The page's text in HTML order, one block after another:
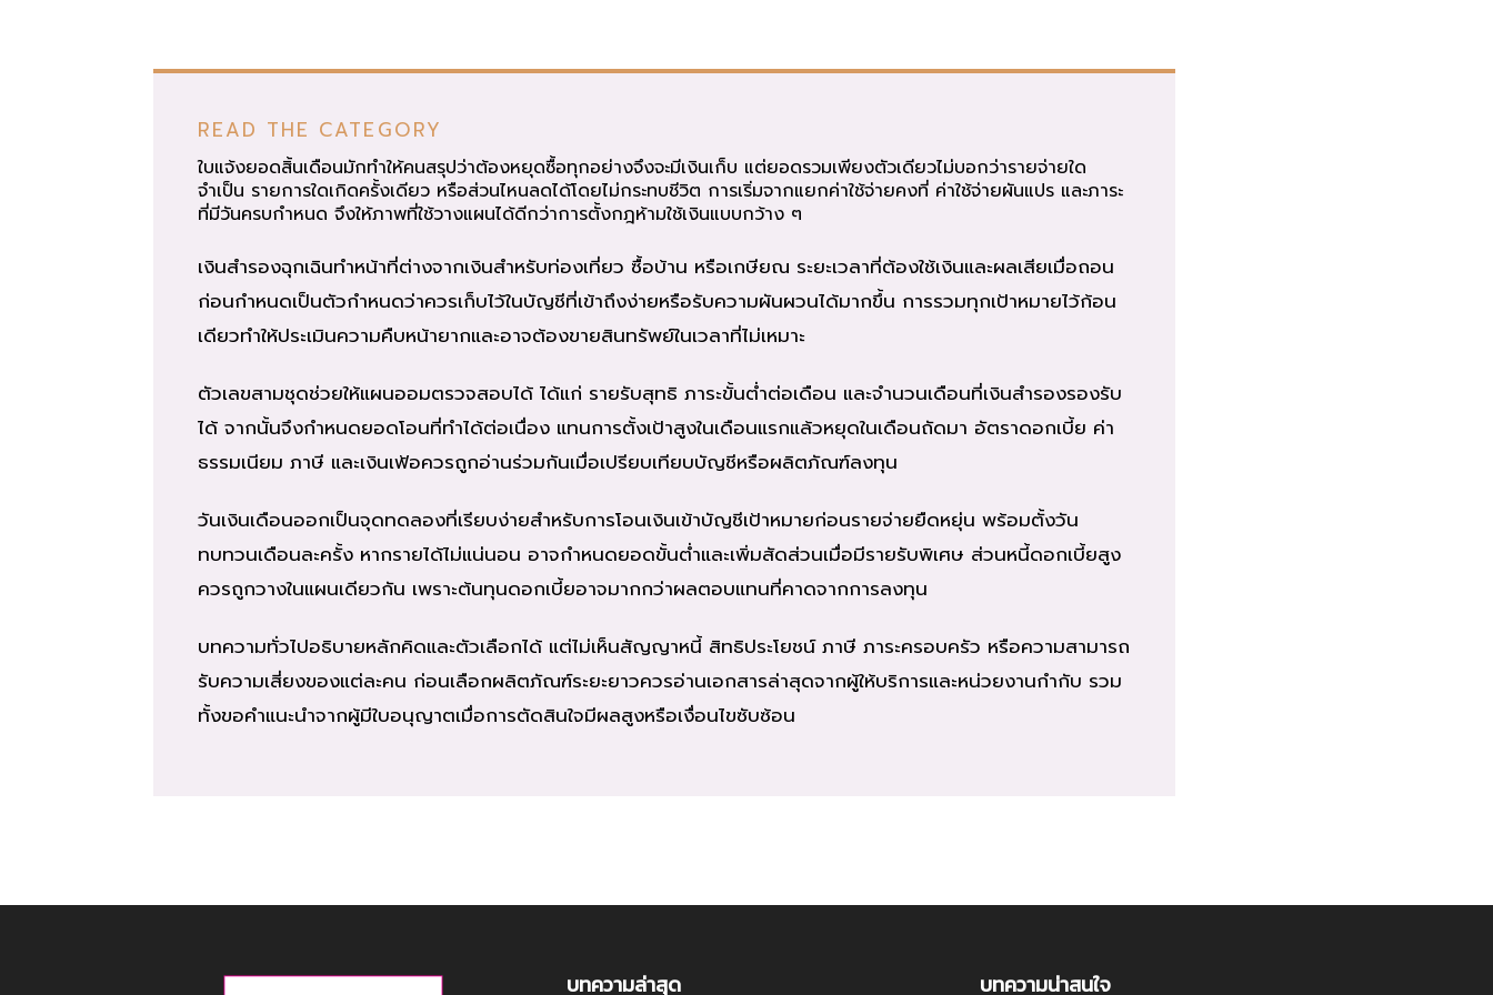
READ THE CATEGORY
ใบแจ้งยอดสิ้นเดือนมักทำให้คนสรุปว่าต้องหยุดซื้อทุกอย่างจึงจะมีเงินเก็บ แต่ยอดรวมเพียงตัวเดียวไม่บอกว่ารายจ่ายใด
จำเป็น รายการใดเกิดครั้งเดียว หรือส่วนไหนลดได้โดยไม่กระทบชีวิต การเริ่มจากแยกค่าใช้จ่ายคงที่ ค่าใช้จ่ายผันแปร และภาระ
ที่มีวันครบกำหนด จึงให้ภาพที่ใช้วางแผนได้ดีกว่าการตั้งกฎห้ามใช้เงินแบบกว้าง ๆ
เงินสำรองฉุกเฉินทำหน้าที่ต่างจากเงินสำหรับท่องเที่ยว ซื้อบ้าน หรือเกษียณ ระยะเวลาที่ต้องใช้เงินและผลเสียเมื่อถอน
ก่อนกำหนดเป็นตัวกำหนดว่าควรเก็บไว้ในบัญชีที่เข้าถึงง่ายหรือรับความผันผวนได้มากขึ้น การรวมทุกเป้าหมายไว้ก้อน
เดียวทำให้ประเมินความคืบหน้ายากและอาจต้องขายสินทรัพย์ในเวลาที่ไม่เหมาะ
ตัวเลขสามชุดช่วยให้แผนออมตรวจสอบได้ ได้แก่ รายรับสุทธิ ภาระขั้นต่ำต่อเดือน และจำนวนเดือนที่เงินสำรองรองรับ
ได้ จากนั้นจึงกำหนดยอดโอนที่ทำได้ต่อเนื่อง แทนการตั้งเป้าสูงในเดือนแรกแล้วหยุดในเดือนถัดมา อัตราดอกเบี้ย ค่า
ธรรมเนียม ภาษี และเงินเฟ้อควรถูกอ่านร่วมกันเมื่อเปรียบเทียบบัญชีหรือผลิตภัณฑ์ลงทุน
วันเงินเดือนออกเป็นจุดทดลองที่เรียบง่ายสำหรับการโอนเงินเข้าบัญชีเป้าหมายก่อนรายจ่ายยืดหยุ่น พร้อมตั้งวัน
ทบทวนเดือนละครั้ง หากรายได้ไม่แน่นอน อาจกำหนดยอดขั้นต่ำและเพิ่มสัดส่วนเมื่อมีรายรับพิเศษ ส่วนหนี้ดอกเบี้ยสูง
ควรถูกวางในแผนเดียวกัน เพราะต้นทุนดอกเบี้ยอาจมากกว่าผลตอบแทนที่คาดจากการลงทุน
บทความทั่วไปอธิบายหลักคิดและตัวเลือกได้ แต่ไม่เห็นสัญญาหนี้ สิทธิประโยชน์ ภาษี ภาระครอบครัว หรือความสามารถ
รับความเสี่ยงของแต่ละคน ก่อนเลือกผลิตภัณฑ์ระยะยาวควรอ่านเอกสารล่าสุดจากผู้ให้บริการและหน่วยงานกำกับ รวม
ทั้งขอคำแนะนำจากผู้มีใบอนุญาตเมื่อการตัดสินใจมีผลสูงหรือเงื่อนไขซับซ้อน
บทความล่าสุด บทความน่าสนใจ